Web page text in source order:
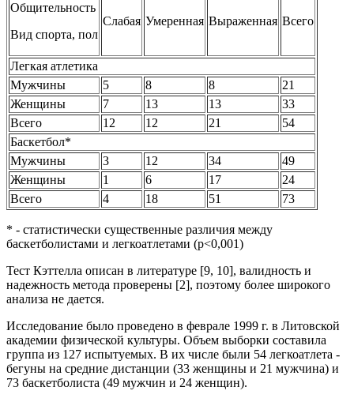
Общительность
Вид спорта, пол
Слабая Умеренная Выраженная Всего
Легкая атлетика
Мужчины
5 8 8
21
Женщины
7 13 13
33
Всего
12 12 21
54
Баскетбол*
Мужчины
3 12 34
49
Женщины
1 6 17
24
Всего
4 18 51 73
* - статистически существенные различия между
баскетболистами и легкоатлетами (р<0,001)
Тест Кэттелла описан в литературе [9, 10], валидность и
надежность метода проверены [2], поэтому более широкого
анализа не дается.
Исследование было проведено в феврале 1999 г. в Литовской
академии физической культуры. Объем выборки составила
группа из 127 испытуемых. В их числе были 54 легкоатлета -
бегуны на средние дистанции (33 женщины и 21 мужчина) и
73 баскетболиста (49 мужчин и 24 женщин).